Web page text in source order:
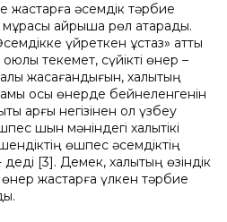
жастарға әсемдік тәрбие
айрықша рөл атқарады.
үйреткен ұстаз» атты
оюлы текемет, сүйікті өнер –
жасағандығын, халықтың
осы өнерде бейнеленгенін
арғы негізінен қол үзбеу
шын мәніндегі халықтікі
өшпес әсемдіктің
[3]. Демек, халықтың өзіндік
жастарға үлкен тәрбие